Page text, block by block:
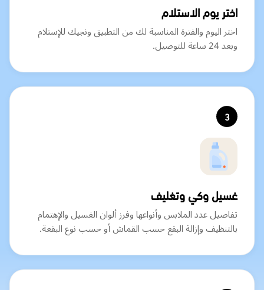
اختر يوم الاستلام
اختر اليوم والفترة المناسبة لك من التطبيق ونجيك للإستلام
وبعد 24 ساعة للتوصيل.
3
غسيل وكي وتغليف
تفاصيل عدد الملابس وأنواعها وفرز ألوان الغسيل والإهتمام
بالتنظيف وإزالة البقع حسب القماش أو حسب نوع البقعة.